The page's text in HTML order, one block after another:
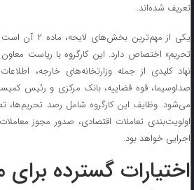
تعریف شده‌اند.
یکی از مهم‌ترین
نهاد کلیدی از جمله وزارتخانه‌های خارجه،
صداوسیما، قوه قضاییه، بانک مرکزی و رئیس
می‌شود. وظایف این کارگروه شامل رصد تحریم‌ها،
اولویت‌بندی تعاملات اقتصادی، صدور مجوز
اجرایی خواهد بود.
اختیارات گسترده برای